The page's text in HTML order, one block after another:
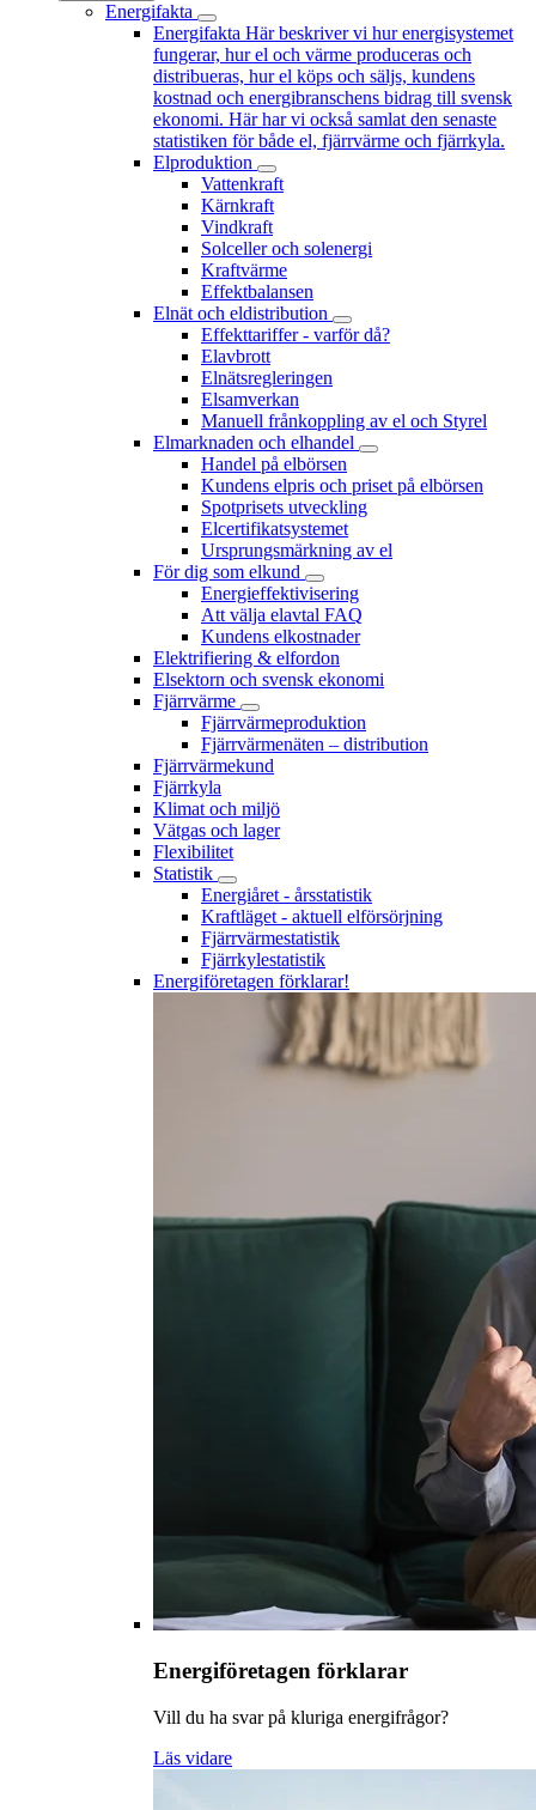
Energifakta
Energifakta Här beskriver vi hur energisystemet
fungerar, hur el och värme produceras och
distribueras, hur el köps och säljs, kundens
kostnad och energibranschens bidrag till svensk
ekonomi. Här har vi också samlat den senaste
statistiken för både el, fjärrvärme och fjärrkyla.
Elproduktion
Vattenkraft
Kärnkraft
Vindkraft
Solceller och solenergi
Kraftvärme
Effektbalansen
Elnät och eldistribution
Effekttariffer - varför då?
Elavbrott
Elnätsregleringen
Elsamverkan
Manuell frånkoppling av el och Styrel
Elmarknaden och elhandel
Handel på elbörsen
Kundens elpris och priset på elbörsen
Spotprisets utveckling
Elcertifikatsystemet
Ursprungsmärkning av el
För dig som elkund
Energieffektivisering
Att välja elavtal FAQ
Kundens elkostnader
Elektrifiering & elfordon
Elsektorn och svensk ekonomi
Fjärrvärme
Fjärrvärmeproduktion
Fjärrvärmenäten – distribution
Fjärrvärmekund
Fjärrkyla
Klimat och miljö
Vätgas och lager
Flexibilitet
Statistik
Energiåret - årsstatistik
Kraftläget - aktuell elförsörjning
Fjärrvärmestatistik
Fjärrkylestatistik
Energiföretagen förklarar!
Energiföretagen förklarar
Vill du ha svar på kluriga energifrågor?
Läs vidare